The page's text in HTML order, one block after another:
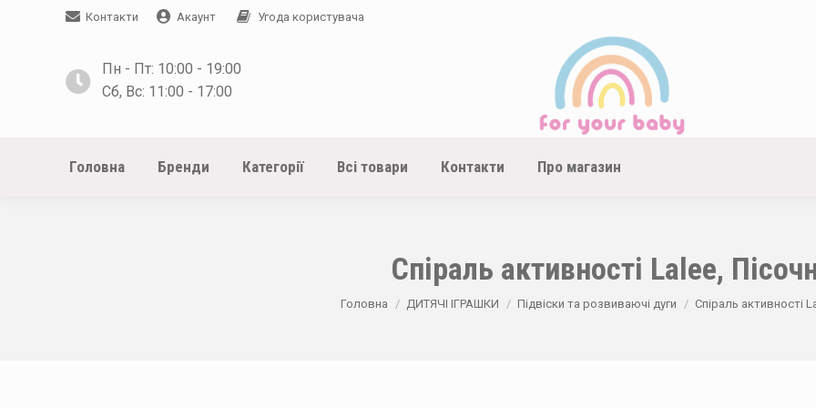
Контакти Акаунт Угода користувача
Пн - Пт: 10:00 - 19:00
Сб, Вс: 11:00 - 17:00
Головна Бренди Категорії Всі товари Контакти Про магазин
Спіраль активності Lalee,
You are here:
Головна ДИТЯЧІ ІГРАШКИ Підвіски та розвиваючі дуги Спіраль активності